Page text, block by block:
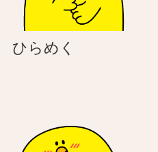
ひらめく